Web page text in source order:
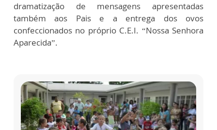
dramatização de mensagens apresentadas
também aos Pais e a entrega dos ovos
confeccionados no próprio C.E.I. “Nossa Senhora
Aparecida”.